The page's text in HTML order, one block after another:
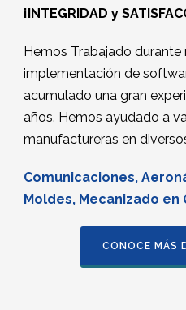
¡INTEGRIDAD y
Hemos Trabajado durante
implementación de
acumulado una gran
años. Hemos ayudado a
manufactureras en
Comunicaciones,
Moldes, Mecanizado en
CONOCE MÁS